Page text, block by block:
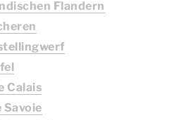
Flandern
Calais
Savoie